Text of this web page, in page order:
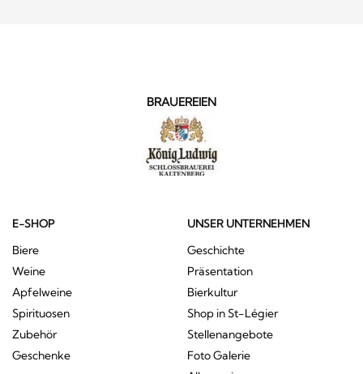
BRAUEREIEN
E-SHOP
Biere
Weine
Apfelweine
Spirituosen
Zubehör
Geschenke
UNSER UNTERNEHMEN
Geschichte
Präsentation
Bierkultur
Shop in St-Légier
Stellenangebote
Foto Galerie